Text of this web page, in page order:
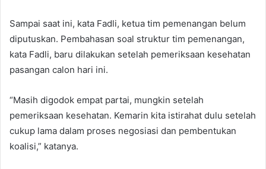
Sampai saat ini, kata Fadli, ketua tim pemenangan belum
diputuskan. Pembahasan soal struktur tim pemenangan,
kata Fadli, baru dilakukan setelah pemeriksaan kesehatan
pasangan calon hari ini.
“Masih digodok empat partai, mungkin setelah
pemeriksaan kesehatan. Kemarin kita istirahat dulu setelah
cukup lama dalam proses negosiasi dan pembentukan
koalisi,” katanya.